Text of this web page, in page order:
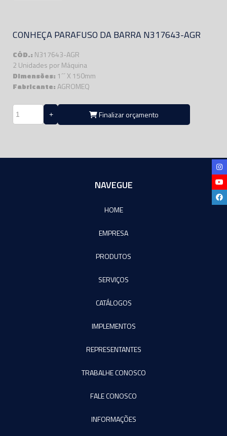
CONHEÇA PARAFUSO DA BARRA N317643-AGR
CÓD.: N317643-AGR
2 Unidades por Máquina
Dimensões: 1´´ X 150mm
Fabricante:AGROMEQ
Finalizar orçamento
NAVEGUE
HOME
EMPRESA
PRODUTOS
SERVIÇOS
CATÁLOGOS
IMPLEMENTOS
REPRESENTANTES
TRABALHE CONOSCO
FALE CONOSCO
INFORMAÇÕES